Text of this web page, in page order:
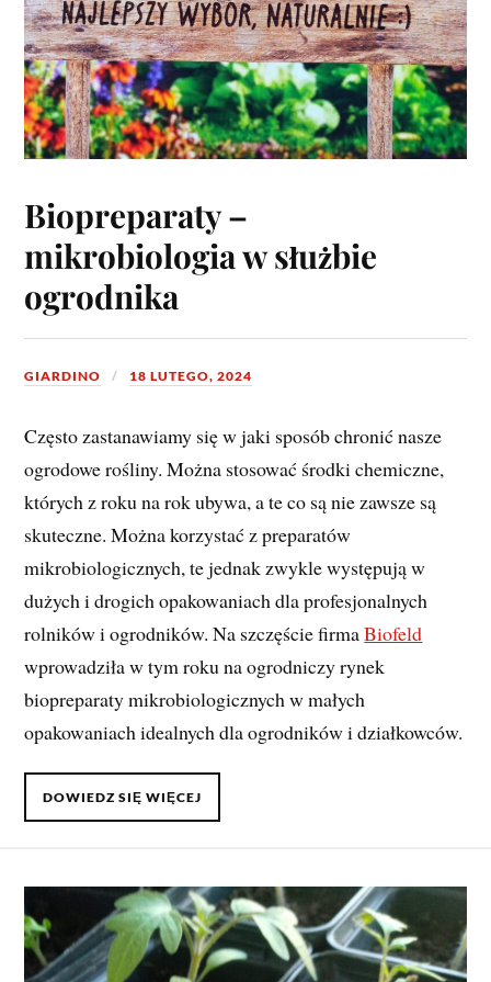
Biopreparaty –
mikrobiologia w służbie
ogrodnika
GIARDINO 18 LUTEGO, 2024
Często zastanawiamy się w jaki sposób chronić nasze
ogrodowe rośliny. Można stosować środki chemiczne,
których z roku na rok ubywa, a te co są nie zawsze są
skuteczne. Można korzystać z preparatów
mikrobiologicznych, te jednak zwykle występują w
dużych i drogich opakowaniach dla profesjonalnych
rolników i ogrodników. Na szczęście firmaBiofeld
wprowadziła w tym roku na ogrodniczy rynek
biopreparaty mikrobiologicznych w małych
opakowaniach idealnych dla ogrodników i działkowców.
DOWIEDZ SIĘ WIĘCEJ